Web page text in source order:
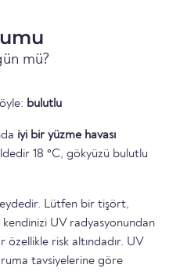
mü?
bulutlu
iyi bir yüzme havası
18 °C, gökyüzü bulutlu
Lütfen bir tişört,
UV radyasyonundan
risk altındadır. UV
tavsiyelerine göre